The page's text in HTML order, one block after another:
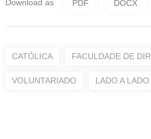
Download as PDF DOCX
CATÓLICA FACULDADE DE
VOLUNTARIADO LADO A LADO